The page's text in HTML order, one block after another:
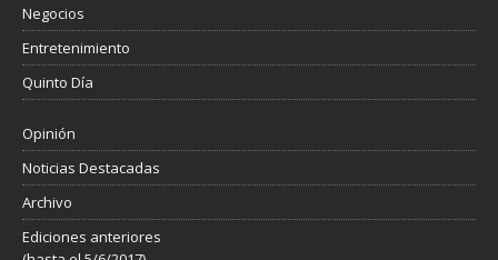
Negocios
Entretenimiento
Quinto Día
Opinión
Noticias Destacadas
Archivo
Ediciones anteriores